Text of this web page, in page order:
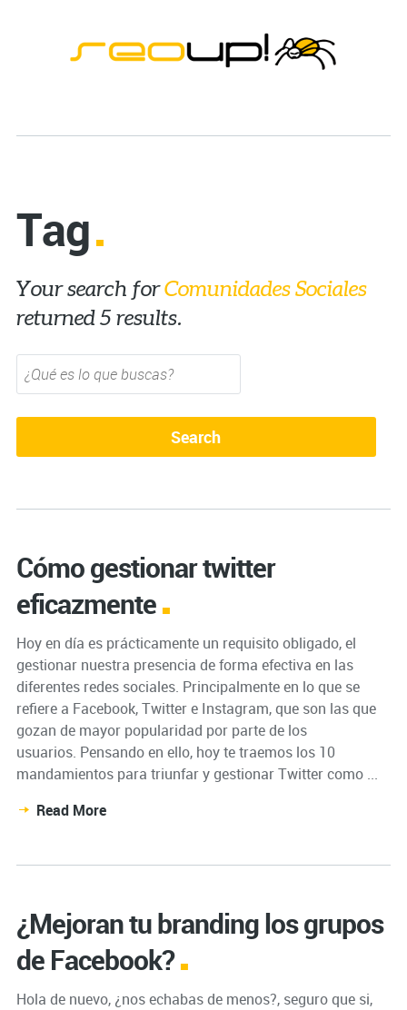
Tag
Your search forComunidades Sociales
returned 5 results.
Cómo gestionar twitter
eficazmente
Hoy en día es prácticamente un requisito obligado, el
gestionar nuestra presencia de forma efectiva en las
diferentes redes sociales. Principalmente en lo que se
refiere a Facebook, Twitter e Instagram, que son las que
gozan de mayor popularidad por parte de los
usuarios. Pensando en ello, hoy te traemos los 10
mandamientos para triunfar y gestionar Twitter como ...
Read More
¿Mejoran tu branding los grupos
de Facebook?
Hola de nuevo, ¿nos echabas de menos?, seguro que si,